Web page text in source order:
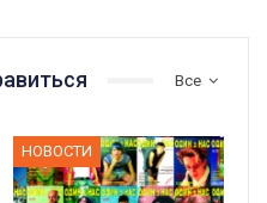
Все
НОВОСТИ